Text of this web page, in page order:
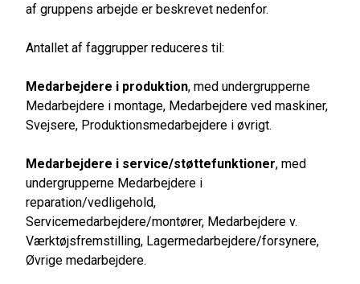
af gruppens arbejde er beskrevet nedenfor.
Antallet af faggrupper reduceres til:
Medarbejdere i produktion, med undergrupperne
Medarbejdere i montage, Medarbejdere ved maskiner,
Svejsere, Produktionsmedarbejdere i øvrigt.
Medarbejdere i service/støttefunktioner, med
undergrupperne Medarbejdere i
reparation/vedligehold,
Servicemedarbejdere/montører, Medarbejdere v.
Værktøjsfremstilling, Lagermedarbejdere/forsynere,
Øvrige medarbejdere.